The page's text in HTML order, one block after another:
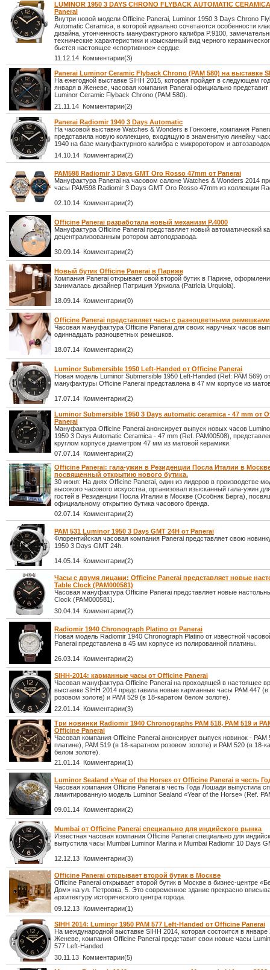
LUMINOR 1950 3 DAYS CHRONO FLYBACK AUTOMATIC
Panerai
Внутри новой модели Officine Panerai, Luminor 1950 3 Days Chrono
Automatic Ceramica, в которой идеально сочетаются особенности
дизайна, утонченность мануфактурного калибра P.9100,
технические характеристики и изысканный вид черного
бьется настоящее «спортивное» сердце.
11.12.14 Комментарии(3)
Panerai Luminor Ceramic Flyback Chrono (PAM 580) на выставке
На ежегодной выставке SIHH 2015, которая пройдет в следующем
января в Женеве, часовая компания Panerai официально
Luminor Ceramic Flyback Chrono (PAM 580).
21.11.14 Комментарии(2)
Panerai Radiomir 1940 3 Days Automatic
На часовой выставке Watches & Wonders в Гонконге, компания
представила новую коллекцию, входящую в знаменитую линейку
1940 на базе мануфактурного калибра с микроротором и
14.10.14 Комментарии(2)
PAM598 Radiomir 3 Days GMT Oro Rosso 47mm от Panerai
Мануфактура Panerai на часовом салоне Watches & Wonders 2014
часы PAM598 Radiomir 3 Days GMT Oro Rosso 47mm из коллекции
02.10.14 Комментарии(2)
Officine Panerai разработала новый механизм P.4000
Мануфактура Officine Panerai представляет новый автоматический
децентрализованным ротором автоподзавода.
30.09.14 Комментарии(2)
Новый бутик Officine Panerai в Париже
Компания Panerai открывает свой второй бутик в Париже,
занималась дизайнер Патриция Уркиола (Patricia Urquiola).
18.09.14 Комментарии(0)
Officine Panerai представляет часы с разноцветными ремешками
Часовая мануфактура Officine Panerai для своих наручных часов
одиннадцать разноцветных ремешков.
18.07.14 Комментарии(2)
Luminor Submersible 1950 Left-Handed от Officine Panerai
Новая модель Luminor Submersible 1950 Left-Handed (Ref: PAM 569)
мануфактуры Officine Panerai представлена в 47 мм корпусе из
17.07.14 Комментарии(2)
Luminor Submersible 1950 3 Days automatic ceramica - 47 mm от
Panerai
Мануфактура Officine Panerai анонсирует выпуск новых часов
1950 3 Days Automatic Ceramica - 47 mm (Ref. PAM00508),
круглом корпусе диаметром 47 мм из матовой керамики.
07.07.14 Комментарии(2)
Officine Panerai: гала-ужин в Резиденции Посла Италии в
посвященный открытию нового бутика.
30 июня: На днях Officine Panerai, один из лидеров в производстве
высокого часового искусства, организовал изысканный гала-ужин
гостей в Резиденции Посла Италии в Москве (Особняк Берга),
официальному открытию бутика часового бренда.
02.07.14 Комментарии(2)
PAM 531 Luminor 1950 3 Days GMT 24H от Panerai
Флорентийская часовая компания Panerai представляет свою
1950 3 Days GMT 24h.
14.05.14 Комментарии(2)
Часы с двумя лицами: Officine Panerai представляет новые
Table Clock (PAM000581)
Часовая мануфактура Officine Panerai представляет новые
Clock (PAM000581).
30.04.14 Комментарии(2)
Radiomir 1940 Chronograph Platino от Panerai
Новая модель Radiomir 1940 Chronograph Platino от известной
Panerai представлена в 45 мм корпусе из полированной платины.
26.03.14 Комментарии(2)
SIHH-2014: карманные часы от Officine Panerai
Часовая мануфактура Officine Panerai на проходящей в настоящее
выставке SIHH 2014 представила новые карманные часы PAM 447 (в
розовом золоте) и PAM 529 (в 18-каратом белом золоте).
22.01.14 Комментарии(3)
Три новинки Radiomir 1940 Chronographs PAM 518, PAM 519 и
Officine Panerai
Часовая компания Officine Panerai анонсирует выпуск новинок - PAM
платине), PAM 519 (в 18-каратном розовом золоте) и PAM 520 (в 18-
белом золоте).
21.01.14 Комментарии(1)
Luminor Sealand «Year of the Horse» от Officine Panerai в честь
Часовая компания Officine Panerai в честь Года Лошади выпустила
лимитированную модель Luminor Sealand «Year of the Horse» (Ref.
09.01.14 Комментарии(2)
Mumbai от Officine Panerai специально для индийского рынка
Известная часовая компания Officine Panerai специально для
выпустила часы Mumbai Luminor Marina и Mumbai Radiomir 10 Days
12.12.13 Комментарии(3)
Officine Panerai открывает второй бутик в Москве
Officine Panerai открывает второй бутик в Москве в бизнес-центре
Дом» на ул. Петровка, 5. Это современное здание прекрасно
архитектуру исторического центра города.
09.12.13 Комментарии(1)
SIHH 2014: Luminor 1950 PAM 577 Left-Handed от Officine Panerai
На международной выставке SIHH 2014, которая состоится в январе
Женеве, компания Officine Panerai представит свои новые часы
577 Left-Handed.
30.11.13 Комментарии(5)